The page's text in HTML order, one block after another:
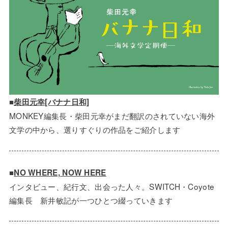
■柴田元幸[バナナ日和]
MONKEY編集長・柴田元幸がまだ翻訳のされていない海外
文学の中から、選りすぐりの作品をご紹介します
■NO WHERE, NOW HERE
インタビュー、紀行文、出会った人々。SWITCH・Coyote
編集長 新井敏記が一つひとつ綴っていきます